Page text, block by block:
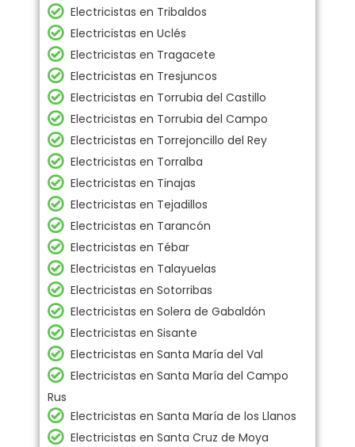
Electricistas en Tribaldos
Electricistas en Uclés
Electricistas en Tragacete
Electricistas en Tresjuncos
Electricistas en Torrubia del Castillo
Electricistas en Torrubia del Campo
Electricistas en Torrejoncillo del Rey
Electricistas en Torralba
Electricistas en Tinajas
Electricistas en Tejadillos
Electricistas en Tarancón
Electricistas en Tébar
Electricistas en Talayuelas
Electricistas en Sotorribas
Electricistas en Solera de Gabaldón
Electricistas en Sisante
Electricistas en Santa María del Val
Electricistas en Santa María del Campo
Rus
Electricistas en Santa María de los Llanos
Electricistas en Santa Cruz de Moya